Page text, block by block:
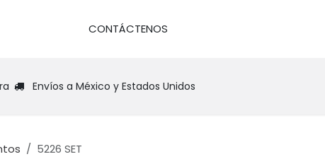
CONTÁCTENOS
Envíos a México y Estados Unidos
5226 SET